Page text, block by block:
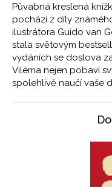
Půvabná kreslená
pochází z díly
ilustrátora Guido van
stala světovým
vydáních se doslova
Viléma nejen pobaví
spolehlivě naučí vaše